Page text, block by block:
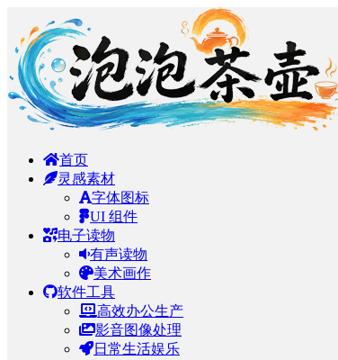
首页
灵感素材
字体图标
UI 组件
电子读物
有声读物
美术画作
软件工具
高效办公生产
影音图像处理
日常生活娱乐